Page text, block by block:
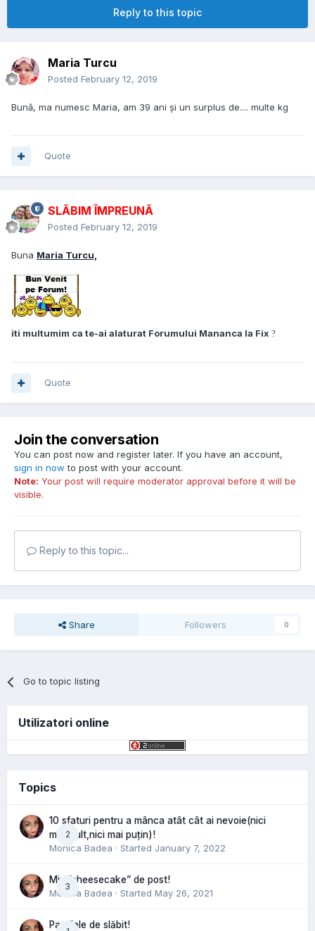
Reply to this topic
Maria Turcu
Posted February 12, 2019
Bună, ma numesc Maria, am 39 ani și un surplus de.... multe kg
Quote
SLĂBIM ÎMPREUNĂ
Posted February 12, 2019
Buna Maria Turcu,
iti multumim ca te-ai alaturat Forumului Mananca la Fix ?
Quote
Join the conversation
You can post now and register later. If you have an account,
sign in now to post with your account.
Note: Your post will require moderator approval before it will be
visible.
Reply to this topic...
Share Followers 0
Go to topic listing
Utilizatori online
Topics
2
10 sfaturi pentru a mânca atât cât ai nevoie(nici
mai mult,nici mai puțin)!
Monica Badea · Started January 7, 2022
3
Mini”cheesecake” de post!
Monica Badea · Started May 26, 2021
Pastilele de slăbit!